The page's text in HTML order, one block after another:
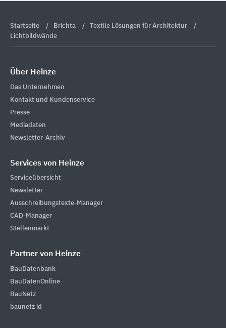
Startseite Brichta
Textile Lösungen für Architektur
Lichtbildwände
Über Heinze
Das Unternehmen
Kontakt und Kundenservice
Presse
Mediadaten
Newsletter-Archiv
Services von Heinze
Serviceübersicht
Newsletter
Ausschreibungstexte-Manager
CAD-Manager
Stellenmarkt
Partner von Heinze
BauDatenbank
BauDatenOnline
BauNetz
baunetz id